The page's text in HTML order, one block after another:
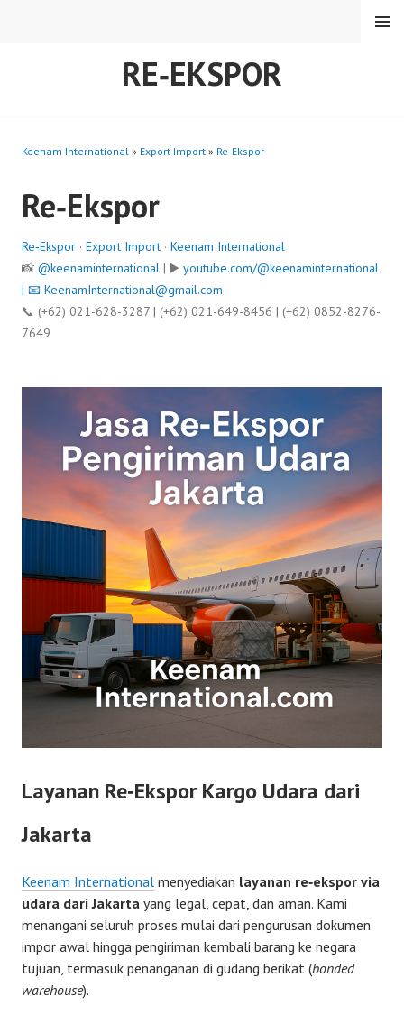
RE‑EKSPOR
MENU
Keenam International » Export Import » Re‑Ekspor
Re‑Ekspor
Re‑Ekspor · Export Import · Keenam International
📸 @keenaminternational | ▶️ youtube.com/@keenaminternational
| 📧 KeenamInternational@gmail.com
📞 (+62) 021-628-3287 | (+62) 021-649-8456 | (+62) 0852-8276-
7649
Layanan Re‑Ekspor Kargo Udara dari
Jakarta
Keenam International menyediakan layanan re‑ekspor via
udara dari Jakarta yang legal, cepat, dan aman. Kami
menangani seluruh proses mulai dari pengurusan dokumen
impor awal hingga pengiriman kembali barang ke negara
tujuan, termasuk penanganan di gudang berikat (bonded
warehouse).